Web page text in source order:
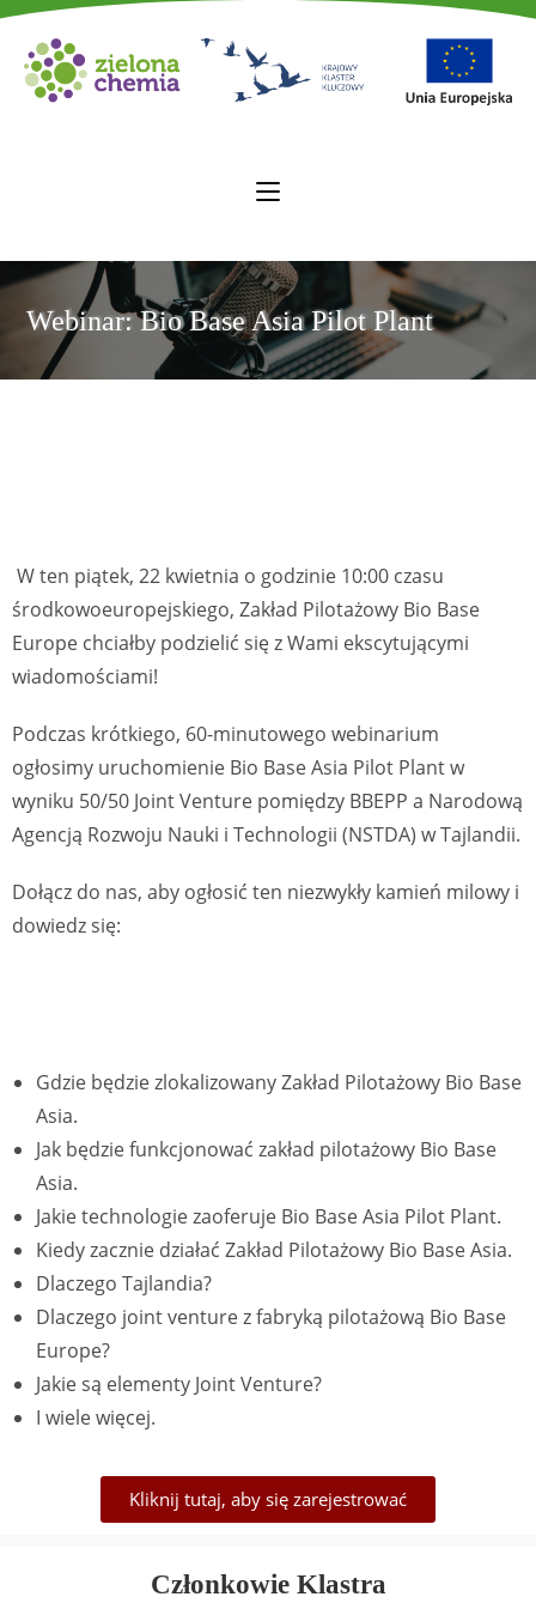
Webinar: Bio Base Asia Pilot Plant
W ten piątek, 22 kwietnia o godzinie 10:00 czasu
środkowoeuropejskiego, Zakład Pilotażowy Bio Base
Europe chciałby podzielić się z Wami ekscytującymi
wiadomościami!
Podczas krótkiego, 60-minutowego webinarium
ogłosimy uruchomienie Bio Base Asia Pilot Plant w
wyniku 50/50 Joint Venture pomiędzy BBEPP a Narodową
Agencją Rozwoju Nauki i Technologii (NSTDA) w Tajlandii.
Dołącz do nas, aby ogłosić ten niezwykły kamień milowy i
dowiedz się:
Gdzie będzie zlokalizowany Zakład Pilotażowy Bio Base
Asia.
Jak będzie funkcjonować zakład pilotażowy Bio Base
Asia.
Jakie technologie zaoferuje Bio Base Asia Pilot Plant.
Kiedy zacznie działać Zakład Pilotażowy Bio Base Asia.
Dlaczego Tajlandia?
Dlaczego joint venture z fabryką pilotażową Bio Base
Europe?
Jakie są elementy Joint Venture?
I wiele więcej.
Kliknij tutaj, aby się zarejestrować
Członkowie Klastra